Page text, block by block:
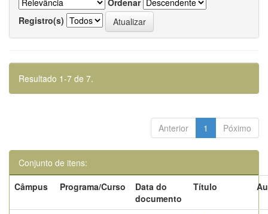
Ordenar
Registro(s)
Resultado 1-7 de 7.
Anterior 1 Póximo
Conjunto de itens:
Câmpus
Programa/Curso
Data do
documento
Título